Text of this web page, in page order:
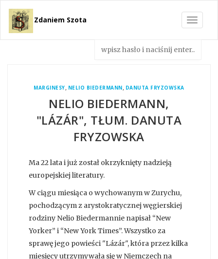
Toggle
Zdaniem Szota
MARGINESY, NELIO BIEDERMANN, DANUTA FRYZOWSKA
NELIO BIEDERMANN,
"LÁZÁR", TŁUM. DANUTA
FRYZOWSKA
Ma 22 lata i już został okrzyknięty nadzieją
europejskiej literatury.
W ciągu miesiąca o wychowanym w Zurychu,
pochodzącym z arystokratycznej węgierskiej
rodziny Nelio Biedermannie napisał “New
Yorker” i “New York Times”. Wszystko za
sprawę jego powieści "Lázár", która przez kilka
miesięcy utrzymywała się w Niemczech na